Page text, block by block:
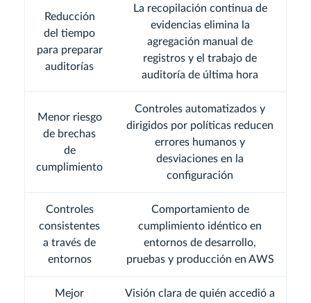
Reducción
del tiempo
para preparar
auditorías
La recopilación continua de
evidencias elimina la
agregación manual de
registros y el trabajo de
auditoría de última hora
Menor riesgo
de brechas
de
cumplimiento
Controles automatizados y
dirigidos por políticas reducen
errores humanos y
desviaciones en la
configuración
Controles
consistentes
a través de
entornos
Comportamiento de
cumplimiento idéntico en
entornos de desarrollo,
pruebas y producción en AWS
Mejor
Visión clara de quién accedió a